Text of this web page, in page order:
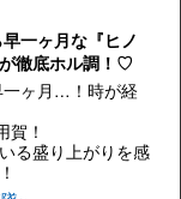
一ヶ月な『ヒノ
徹底ホル調！♡
一ヶ月…！時が経
賀！
る盛り上がりを感